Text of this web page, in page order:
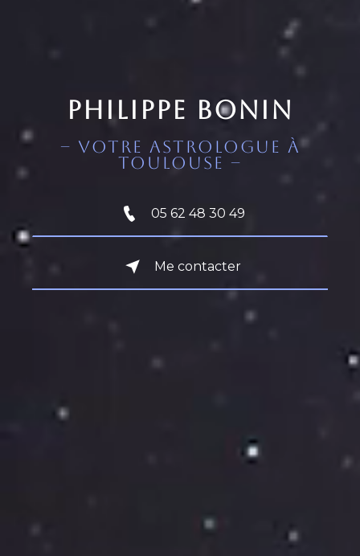
Philippe BONIN
– Votre astrologue à
Toulouse –
05 62 48 30 49
Me contacter